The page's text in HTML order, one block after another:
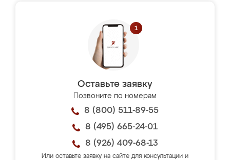
Оставьте заявку
Позвоните по номерам
8 (800) 511-89-55
8 (495) 665-24-01
8 (926) 409-68-13
Или оставьте заявку на сайте для консультации и